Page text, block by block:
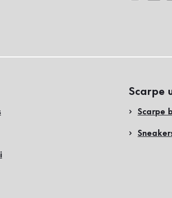
Scarpe
Scarpe